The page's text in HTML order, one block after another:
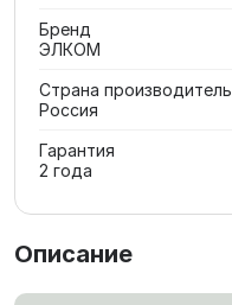
Бренд
ЭЛКОМ
Страна производитель
Россия
Гарантия
2 года
Описание